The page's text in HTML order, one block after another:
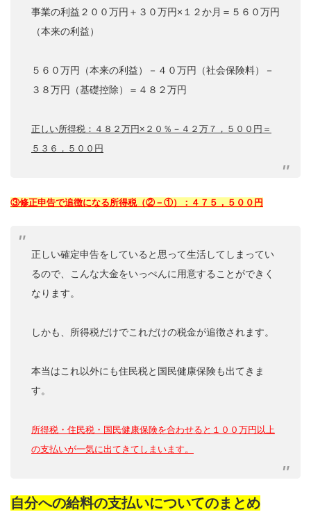
事業の利益２００万円＋３０万円×１２か月＝５６０万円
（本来の利益）
５６０万円（本来の利益）－４０万円（社会保険料）－
３８万円（基礎控除）＝４８２万円
正しい所得税：４８２万円×２０％－４２万７，５００円＝
５３６，５００円
③修正申告で追徴になる所得税（②－①）：４７５，５００円
正しい確定申告をしていると思って生活してしまってい
るので、こんな大金をいっぺんに用意することができく
なります。
しかも、所得税だけでこれだけの税金が追徴されます。
本当はこれ以外にも住民税と国民健康保険も出てきま
す。
所得税・住民税・国民健康保険を合わせると１００万円以上
の支払いが一気に出てきてしまいます。
自分への給料の支払いについてのまとめ